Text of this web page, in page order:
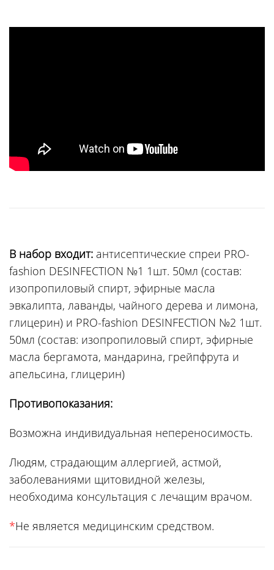
В набор входит: антисептические спреи PRO-
fashion DESINFECTION №1 1шт. 50мл (состав:
изопропиловый спирт, эфирные масла
эвкалипта, лаванды, чайного дерева и лимона,
глицерин) и PRO-fashion DESINFECTION №2 1шт.
50мл (состав: изопропиловый спирт, эфирные
масла бергамота, мандарина, грейпфрута и
апельсина, глицерин)
Противопоказания:
Возможна индивидуальная непереносимость.
Людям, страдающим аллергией, астмой,
заболеваниями щитовидной железы,
необходима консультация с лечащим врачом.
*Не является медицинским средством.